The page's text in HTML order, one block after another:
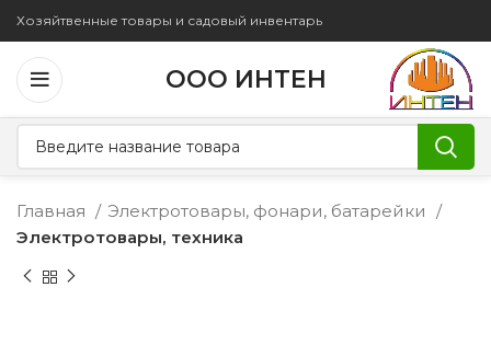
Хозяйтвенные товары и садовый инвентарь
ООО ИНТЕН
Главная
Электротовары, фонари, батарейки
Электротовары, техника